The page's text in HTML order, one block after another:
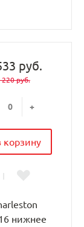
руб.
220 руб.
+
корзину
нижнее